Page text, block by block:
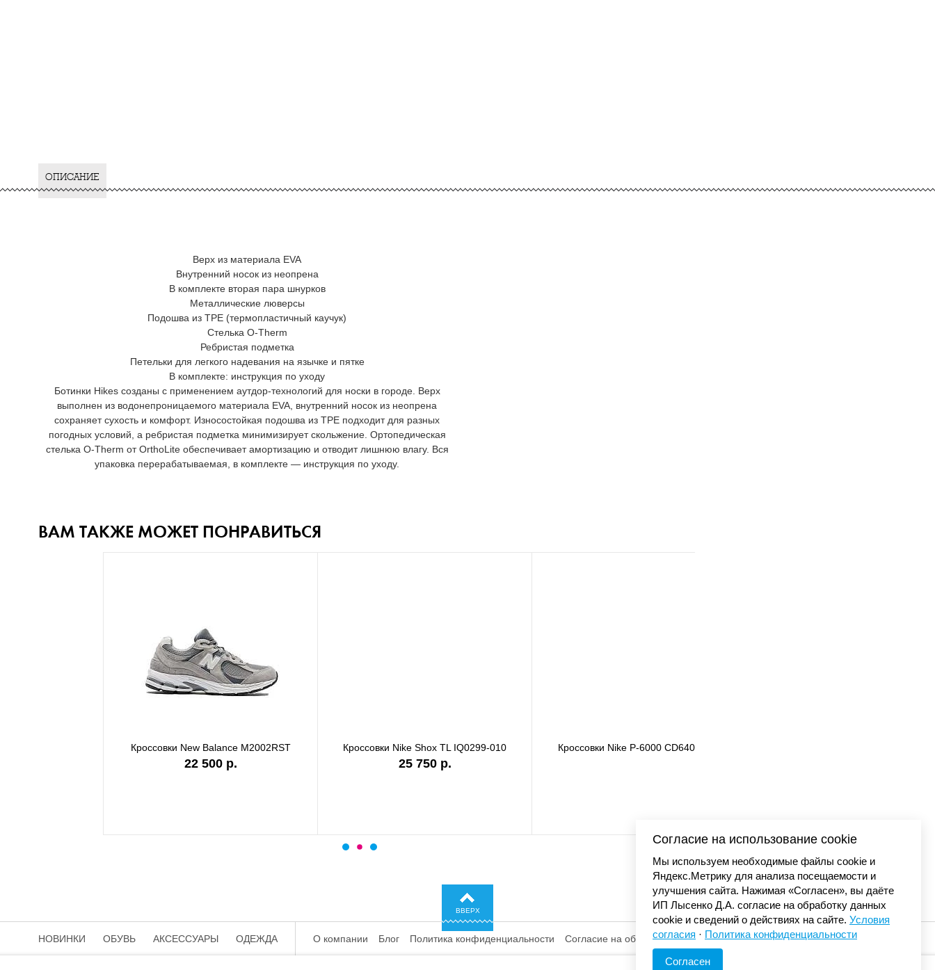
ОПИСАНИЕ
Верх из материала EVA
Внутренний носок из неопрена
В комплекте вторая пара шнурков
Металлические люверсы
Подошва из TPE (термопластичный каучук)
Стелька O-Therm
Ребристая подметка
Петельки для легкого надевания на язычке и пятке
В комплекте: инструкция по уходу
Ботинки Hikes созданы с применением аутдор-технологий для носки в городе. Верх
выполнен из водонепроницаемого материала EVA, внутренний носок из неопрена
сохраняет сухость и комфорт. Износостойкая подошва из TPE подходит для разных
погодных условий, а ребристая подметка минимизирует скольжение. Ортопедическая
стелька O-Therm от OrthoLite обеспечивает амортизацию и отводит лишнюю влагу. Вся
упаковка перерабатываемая, в комплекте — инструкция по уходу.
ВАМ ТАКЖЕ МОЖЕТ ПОНРАВИТЬСЯ
Кроссовки New Balance M2002RST Кроссовки Nike Shox TL IQ0299-010 Кроссовки Nike P-6000 CD6404-030
ВВЕРХ
© «Элемент». 2013-2026 Все права защищены.
НОВИНКИ ОБУВЬ АКСЕССУАРЫ ОДЕЖДА О компании Блог Политика конфиденциальности Согласие на обработку
Согласие на использование cookie
Мы используем необходимые файлы cookie и
Яндекс.Метрику для анализа посещаемости и
улучшения сайта. Нажимая «Согласен», вы даёте
ИП Лысенко Д.А. согласие на обработку данных
cookie и сведений о действиях на сайте. Условия
согласия · Политика конфиденциальности
Согласен